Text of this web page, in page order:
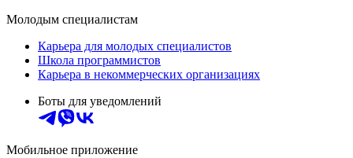
Молодым специалистам
Карьера для молодых специалистов
Школа программистов
Карьера в некоммерческих организациях
Боты для уведомлений
Мобильное приложение